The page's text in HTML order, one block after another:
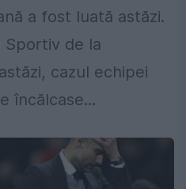
a fost luată astăzi.
Sportiv de la
cazul echipei
încălcase...